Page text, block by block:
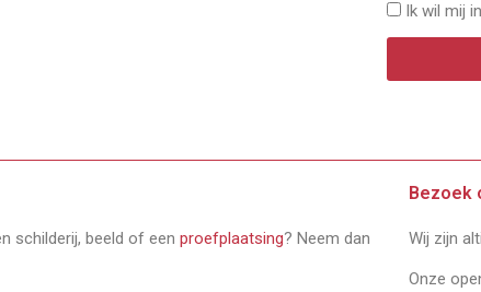
Ik wil mij
schilderij, beeld of een proefplaatsing? Neem dan
Bezoek
Wij zijn
Onze